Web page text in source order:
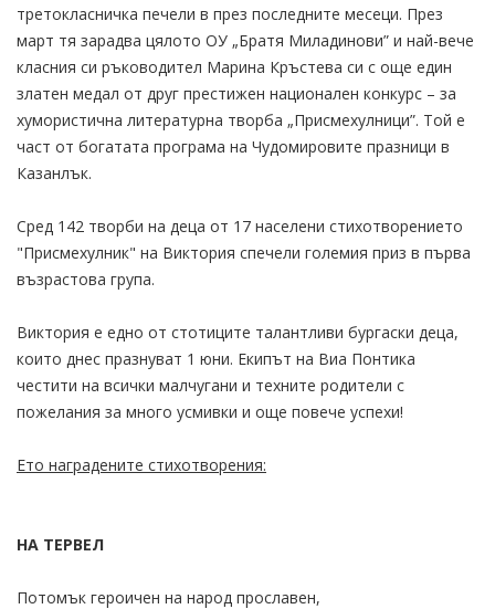
третокласничка печели в през последните месеци. През
март тя зарадва цялото ОУ „Братя Миладинови” и най-вече
класния си ръководител Марина Кръстева си с още един
златен медал от друг престижен национален конкурс – за
хумористична литературна творба „Присмехулници”. Той е
част от богатата програма на Чудомировите празници в
Казанлък.
Сред 142 творби на деца от 17 населени стихотворението
"Присмехулник" на Виктория спечели големия приз в първа
възрастова група.
Виктория е едно от стотиците талантливи бургаски деца,
които днес празнуват 1 юни. Екипът на Виа Понтика
честити на всички малчугани и техните родители с
пожелания за много усмивки и още повече успехи!
Ето наградените стихотворения:
НА ТЕРВЕЛ
Потомък героичен на народ прославен,